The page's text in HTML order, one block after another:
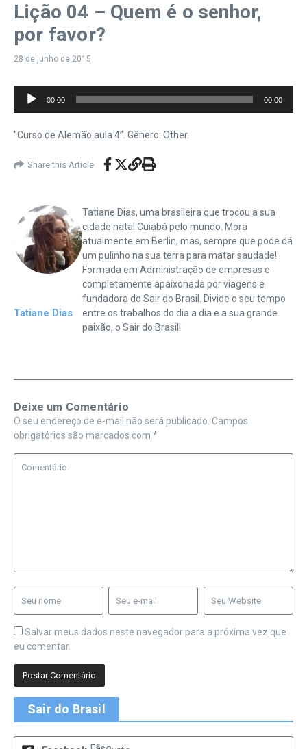
Lição 04 – Quem é o senhor,
por favor?
28 de junho de 2015
Tocador
00:00 00:00
“Curso de Alemão aula 4”. Gênero: Other.
Share this Article
Tatiane Dias
Tatiane Dias, uma brasileira que trocou a sua
cidade natal Cuiabá pelo mundo. Mora
atualmente em Berlin, mas, sempre que pode dá
um pulinho na sua terra para matar saudade!
Formada em Administração de empresas e
completamente apaixonada por viagens e
fundadora do Sair do Brasil. Divide o seu tempo
entre os trabalhos do dia a dia e a sua grande
paixão, o Sair do Brasil!
Deixe um Comentário
O seu endereço de e-mail não será publicado. Campos
obrigatórios são marcados com *
Salvar meus dados neste navegador para a próxima vez que
eu comentar.
Sair do Brasil